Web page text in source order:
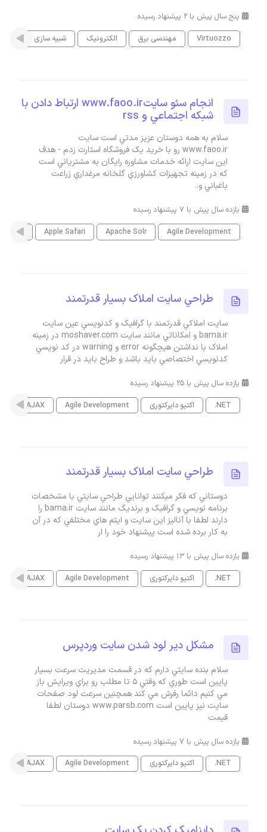
پنج سال پیش با 2 پیشنهاد رسیده
Virtuozzo
مهندسی برق الکترونیک شبیه سازی
انجام سئو سايتwww.faoo.ir ارتباط دادن با
شبکه اجتماعي و rss
سلام به همه دوستان عزيز مدتي است سايت
www.faoo.ir رو با خريد يک فروشگاه استارت زدم - هدف
اين سايت ارائه خدمات مشاوره رايگان به مشترياني است
که در زمينه تجهيزات کشاورزي گلخانه مرغداري زراعت
باغباني و..
یازده سال پیش با 7 پیشنهاد رسیده
Agile Development
Apache Solr
Apple Safari
ASP
طراحي سايت املاک بسيار قدرتمند
سايت املاکي قدرتمند با گرافيک و کدنويسي عين سايت
bama.ir و امکاناتي مانند سايت moshaver.com در زمينه
املاک با نداشتن هيچگونه error و warning در کد نويسي
کدنويسي اختصاصي بايد باشد و طراح بايد در قرار
یازده سال پیش با 25 پیشنهاد رسیده
.NET
اکتیو دایرکتوری Agile Development
AJAX
طراحي سايت املاک بسيار قدرتمند
دوستاني که فکر ميکنند توانايي طراحي سايتي با مشخصات
برنامه نويسي و گرافيک و برنديگ مانند سايت bama.ir را
دارند لطفا با آناليز اين سايت و ايتم هاي مختلفي که در آن
به کار برده شده است پيشنهاد خود را ار
یازده سال پیش با 13 پیشنهاد رسیده
.NET
اکتیو دایرکتوری Agile Development
AJAX
مشکل دير لود شدن سايت وردپرس
سلام بنده سايتي دارم که در قسمت مديريت سرعت بسيار
پايين است طوري که وقتي 5 تا مطلب رو براي ويرايش باز
مي کنيم دائما رفرش مي کند همچنين سرعت لود صفحات
سايت نيز پايين است www.parsb.com دوستان لطفا
قيمت
یازده سال پیش با 7 پیشنهاد رسیده
.NET
اکتیو دایرکتوری Agile Development
AJAX